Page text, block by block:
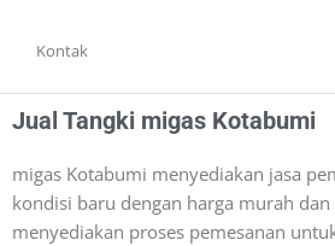
Kontak
Jual Tangki migas Kotabumi
migas Kotabumi menyediakan jasa
kondisi baru dengan harga murah
menyediakan proses pemesanan